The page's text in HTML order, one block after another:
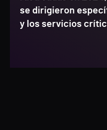
se dirigieron
y los servicios